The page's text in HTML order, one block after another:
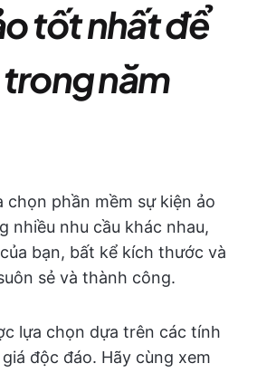
tốt nhất để
năm
chọn phần mềm sự kiện ảo
nhiều nhu cầu khác nhau,
bạn, bất kể kích thước và
sẻ và thành công.
lựa chọn dựa trên các tính
độc đáo. Hãy cùng xem